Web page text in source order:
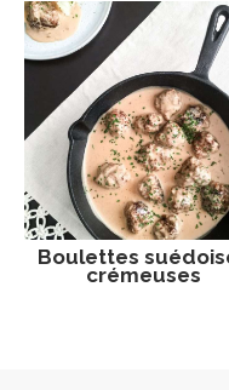
Boulettes
crémeuses